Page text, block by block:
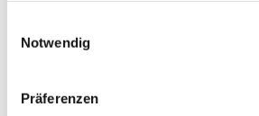
Notwendig
Präferenzen